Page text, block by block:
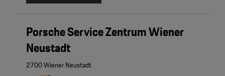
Porsche Service Zentrum Wiener
Neustadt
2700 Wiener Neustadt